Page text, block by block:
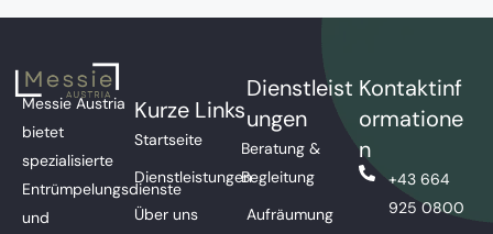
Messie Austria
bietet
spezialisierte
Entrümpelungsdienste
und
Kurze Links
Startseite
Dienstleistungen
Über uns
Dienstleist
ungen
Beratung &
Begleitung
Aufräumung
Kontaktinf
ormatione
n
+43 664
925 0800